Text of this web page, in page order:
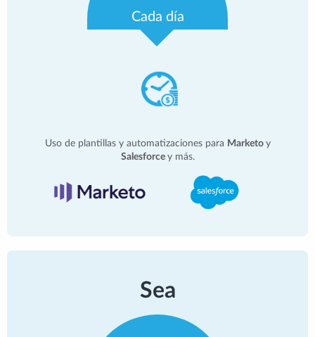
Cada día
Uso de plantillas y automatizaciones para Marketo y
Salesforce y más.
Sea